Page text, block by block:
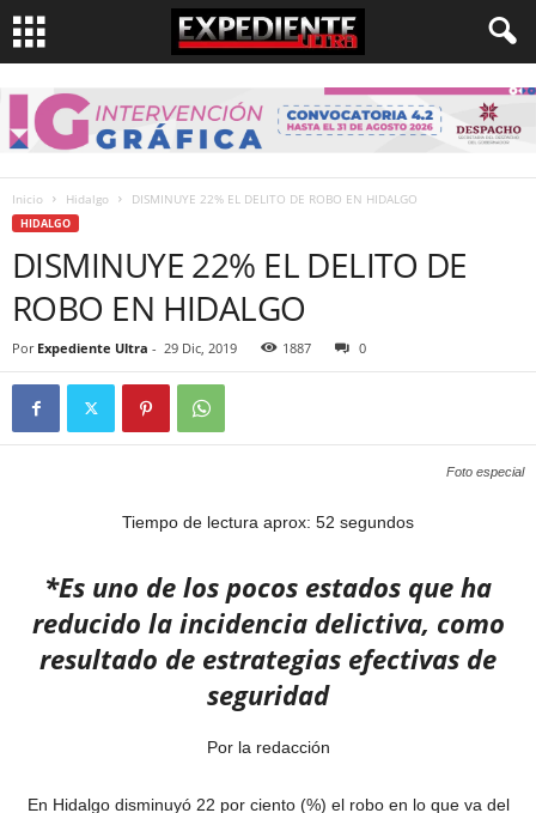
Inicio Hidalgo DISMINUYE 22% EL DELITO DE ROBO EN HIDALGO
HIDALGO
DISMINUYE 22% EL DELITO DE
ROBO EN HIDALGO
Por Expediente Ultra - 29 Dic, 2019 1887 0
Foto especial
Tiempo de lectura aprox: 52 segundos
*Es uno de los pocos estados que ha
reducido la incidencia delictiva, como
resultado de estrategias efectivas de
seguridad
Por la redacción
En Hidalgo disminuyó 22 por ciento (%) el robo en lo que va del